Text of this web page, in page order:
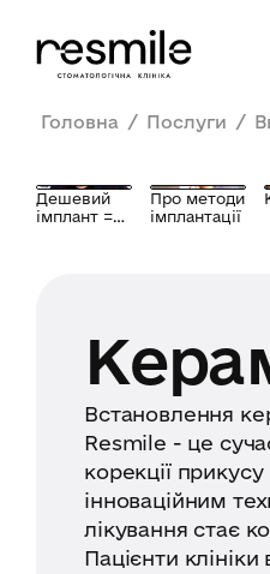
Головна / Послуги /
Дешевий
імплант =
Про методи
імплантації
Встановлення
Resmile - це
корекції
інноваційним
лікування стає
Пацієнти